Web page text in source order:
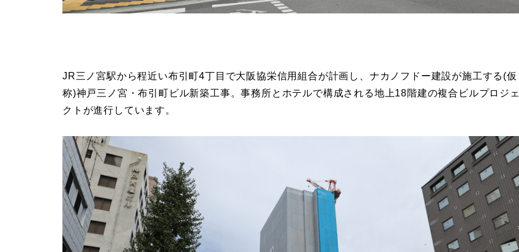
JR三ノ宮駅から程近い布引町4丁目で大阪協栄信用組合が計画し、ナカノフドー建設が施工する(仮
称)神戸三ノ宮・布引町ビル新築工事。事務所とホテルで構成される地上18階建の複合ビルプロジェ
クトが進行しています。